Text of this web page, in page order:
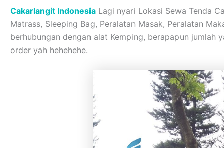
Cakarlangit Indonesia Lagi nyari Lokasi Sewa Tenda
Matrass, Sleeping Bag, Peralatan Masak, Peralatan
berhubungan dengan alat Kemping, berapapun jumlah
order yah hehehehe.